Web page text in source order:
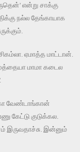
என்று சாக்கு
நல்ல தேங்காயாக
ஏமாத்த மாட்டான்.
மாமா கடைல
வேண்டாங்கான்
கேட்டு குடுக்கல.
இருவதாச்சு. இன்னும்